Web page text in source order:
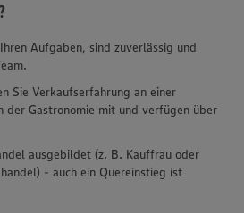
Aufgaben, sind zuverlässig und
Sie Verkaufserfahrung an einer
der Gastronomie mit und verfügen über
ausgebildet (z. B. Kauffrau oder
- auch ein Quereinstieg ist